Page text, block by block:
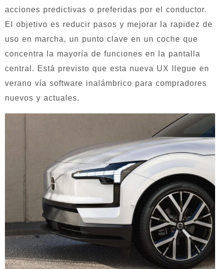
acciones predictivas o preferidas por el conductor.
El objetivo es reducir pasos y mejorar la rapidez de
uso en marcha, un punto clave en un coche que
concentra la mayoría de funciones en la pantalla
central. Está previsto que esta nueva UX llegue en
verano vía software inalámbrico para compradores
nuevos y actuales.